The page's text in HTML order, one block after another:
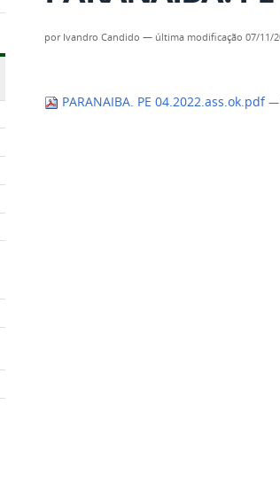
por Ivandro Candido — última modificação 07/11/
PARANAIBA. PE 04.2022.ass.ok.pdf—